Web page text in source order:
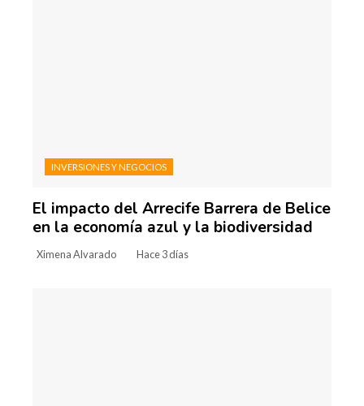
INVERSIONES Y NEGOCIOS
El impacto del Arrecife Barrera de Belice
en la economía azul y la biodiversidad
Ximena Alvarado Hace 3 días